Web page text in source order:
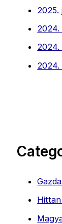
2025.
2024.